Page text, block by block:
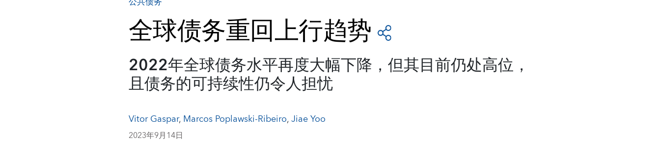
全球债务重回上行趋势
2022年全球债务水平再度大幅下降，但其目前仍处高位，
且债务的可持续性仍令人担忧
Vitor Gaspar,Marcos Poplawski-Ribeiro,Jiae Yoo
2023年9月14日